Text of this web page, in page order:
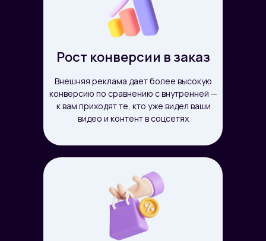
Рост конверсии в заказ
Внешняя реклама дает более высокую
конверсию по сравнению с внутренней —
к вам приходят те, кто уже видел ваши
видео и контент в соцсетях